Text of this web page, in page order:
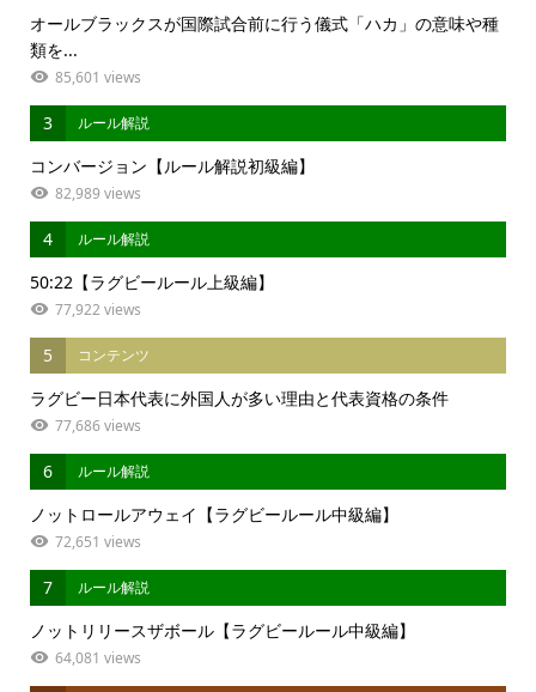
オールブラックスが国際試合前に行う儀式「ハカ」の意味や種
類を...
85,601 views
3 ルール解説
コンバージョン【ルール解説初級編】
82,989 views
4 ルール解説
50:22【ラグビールール上級編】
77,922 views
5 コンテンツ
ラグビー日本代表に外国人が多い理由と代表資格の条件
77,686 views
6 ルール解説
ノットロールアウェイ【ラグビールール中級編】
72,651 views
7 ルール解説
ノットリリースザボール【ラグビールール中級編】
64,081 views